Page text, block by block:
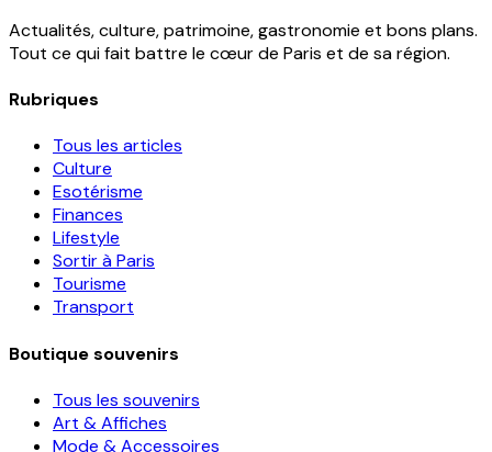
Actualités, culture, patrimoine, gastronomie et bons plans.
Tout ce qui fait battre le cœur de Paris et de sa région.
Rubriques
Tous les articles
Culture
Esotérisme
Finances
Lifestyle
Sortir à Paris
Tourisme
Transport
Boutique souvenirs
Tous les souvenirs
Art & Affiches
Mode & Accessoires